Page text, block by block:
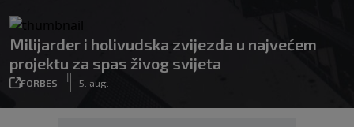
Milijarder i holivudska zvijezda u najvećem
projektu za spas živog svijeta
FORBES
|
5. aug.